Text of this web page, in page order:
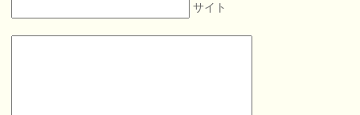
サイト